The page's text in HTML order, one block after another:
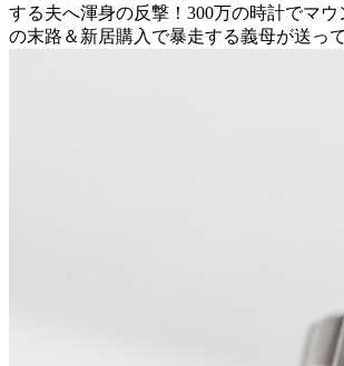
する夫へ渾身の反撃！300万の時計でマ
の末路＆新居購入で暴走する義母が送っ